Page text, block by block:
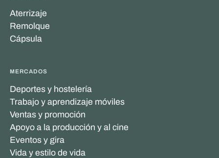
Aterrizaje
Remolque
Cápsula
MERCADOS
Deportes y hostelería
Trabajo y aprendizaje móviles
Ventas y promoción
Apoyo a la producción y al cine
Eventos y gira
Vida y estilo de vida